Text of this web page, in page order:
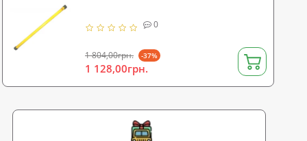
0
1 804,00грн. -37%
1 128,00грн.